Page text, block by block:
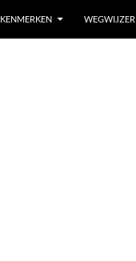
KENMERKEN WEGWIJZER